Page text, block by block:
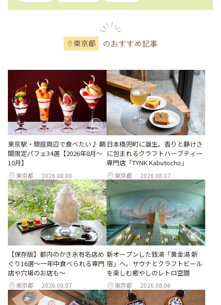
東京都 のおすすめ記事
東京駅・銀座周辺で食べたい♪ 期
間限定パフェ34選【2026年8月～
10月】
東京都 2026.08.08
日本橋兜町に誕生。香りと静けさ
に包まれるクラフトハーブティー
専門店「TYNK Kabutocho」
東京都 2026.08.07
【保存版】都内のかき氷有名店め
ぐり16選～一年中食べられる専門
店や穴場のお店も～
東京都 2026.08.07
新オープンした銭湯「黄金湯 新
宿」へ。サウナとクラフトビール
を楽しむ癒やしのレトロ空間
東京都 2026.08.06